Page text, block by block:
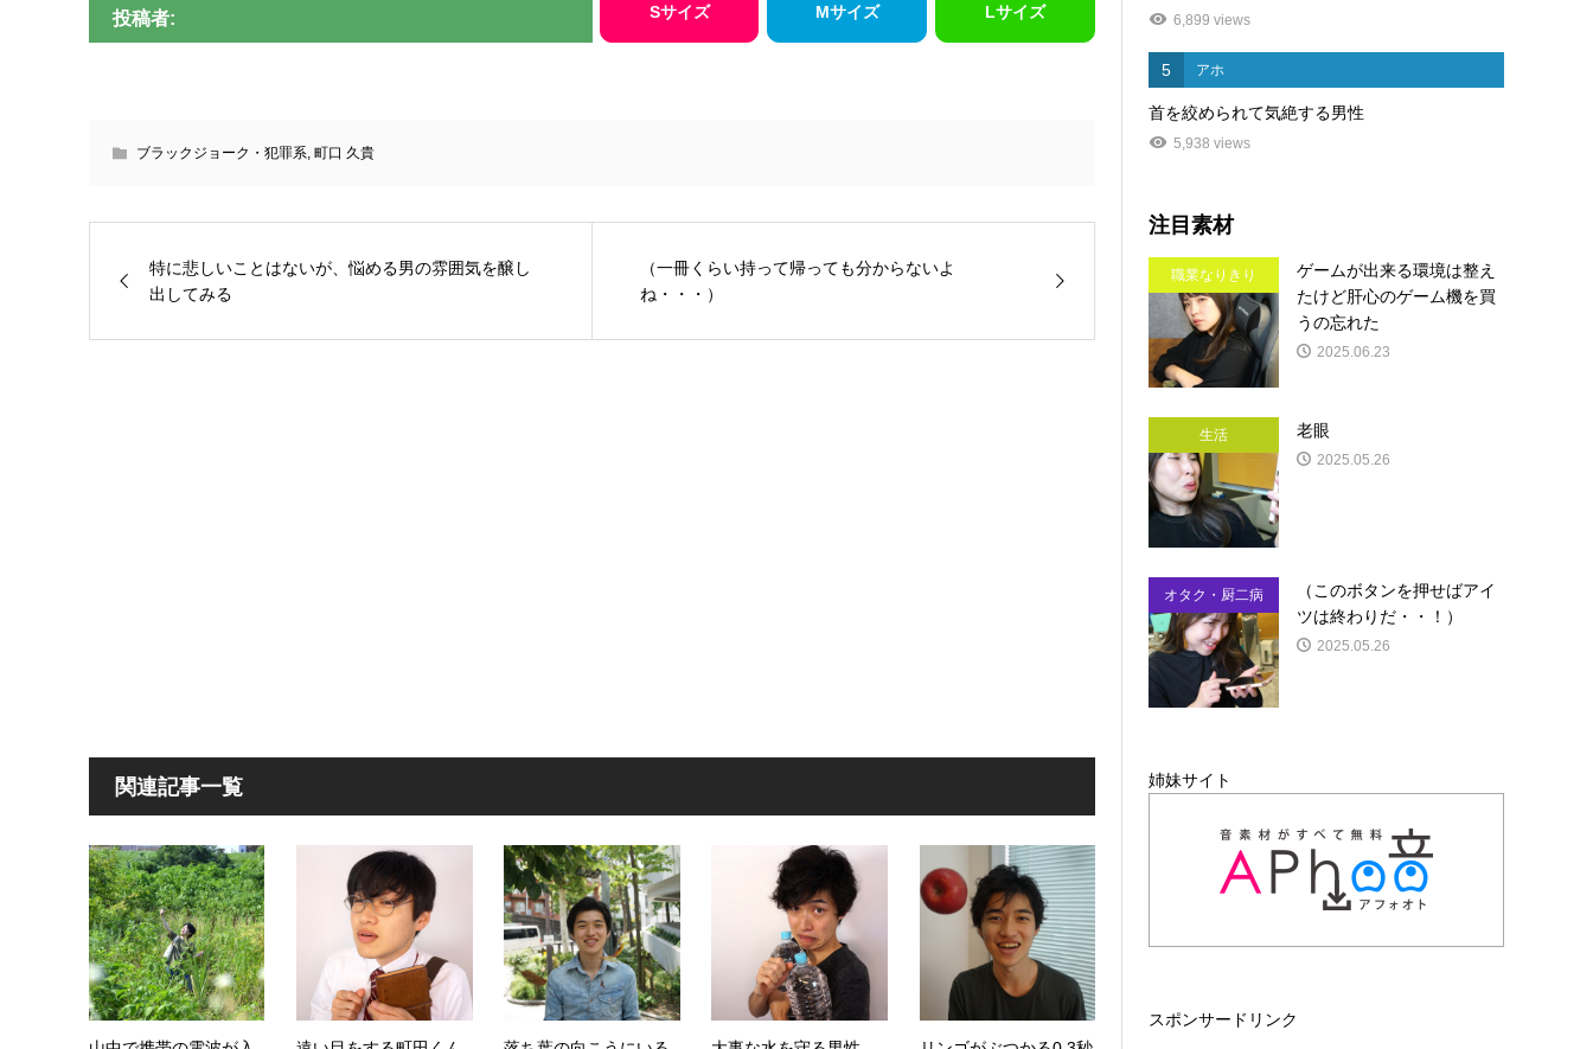
投稿者: Sサイズ Mサイズ Lサイズ
ブラックジョーク・犯罪系 町口 久貴
特に悲しいことはないが、悩める男の雰囲気を醸し
出してみる
（一冊くらい持って帰っても分からないよ
ね・・・）
関連記事一覧
6,899 views
5 アホ
首を絞められて気絶する男性
5,938 views
注目素材
職業なりきり
ゲームが出来る環境は整え
たけど肝心のゲーム機を買
うの忘れた
2025.06.23
生活 老眼
2025.05.26
オタク・厨二病
（このボタンを押せばアイ
ツは終わりだ・・！）
2025.05.26
姉妹サイト
スポンサードリンク